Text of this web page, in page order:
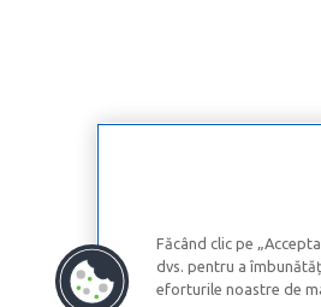
Făcând clic pe
dvs. pentru a
eforturile noastre de